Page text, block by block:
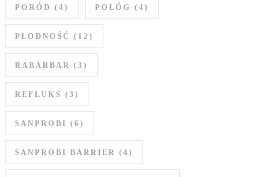
PORÓD (4) POŁÓG (4)
PŁODNOŚĆ (12)
RABARBAR (3)
REFLUKS (3)
SANPROBI (6)
SANPROBI BARRIER (4)